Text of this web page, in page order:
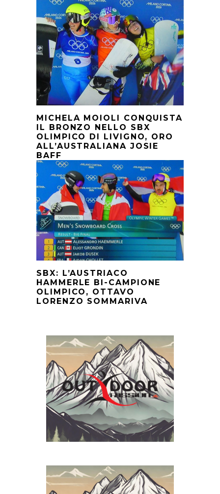
MICHELA MOIOLI CONQUISTA
IL BRONZO NELLO SBX
OLIMPICO DI LIVIGNO, ORO
ALL’AUSTRALIANA JOSIE
BAFF
SBX: L’AUSTRIACO
HAMMERLE BI-CAMPIONE
OLIMPICO, OTTAVO
LORENZO SOMMARIVA